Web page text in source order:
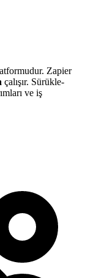
Zapier
çalışır. Sürükle-
ve iş